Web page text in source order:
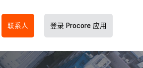
联系人 登录 Procore 应用